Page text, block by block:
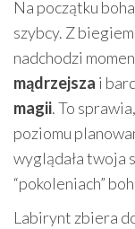
Na początku
szybcy. Z
nadchodzi
mądrzejsza i
magii. To
poziomu
wyglądała twoja
“pokoleniach”
Labirynt zbiera